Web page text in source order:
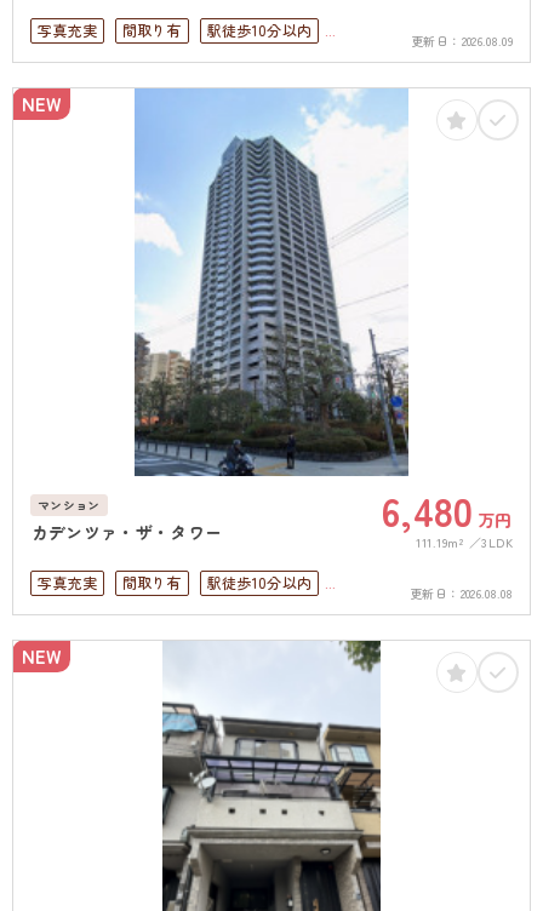
写真充実 間取り有
駅徒歩10分以内
高層階
上下水道完備
更新日： 2026.08.09
NEW
マンション
カデンツァ・ザ・タワー 6,480 万円
111.19m² 3LDK
写真充実 間取り有
駅徒歩10分以内
ペット可
高層階
南面バルコニー
オートロック
オール電化
更新日： 2026.08.08
NEW